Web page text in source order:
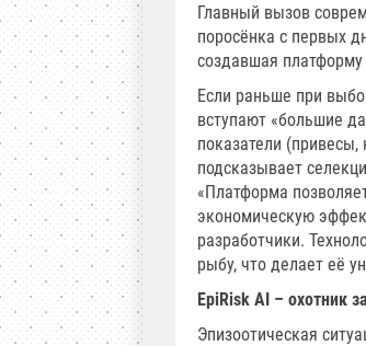
Главный вызов
поросёнка с первых
создавшая
Если раньше при
вступают «большие
показатели
подсказывает
«Платформа
экономическую
разработчики.
рыбу, что делает её
EpiRisk AI – охотник
Эпизоотическая